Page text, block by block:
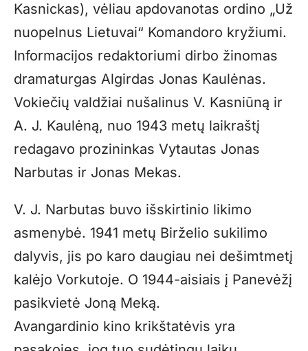
Kasnickas), vėliau apdovanotas ordino „Už
nuopelnus Lietuvai“ Komandoro kryžiumi.
Informacijos redaktoriumi dirbo žinomas
dramaturgas Algirdas Jonas Kaulėnas.
Vokiečių valdžiai nušalinus V. Kasniūną ir
A. J. Kaulėną, nuo 1943 metų laikraštį
redagavo prozininkas Vytautas Jonas
Narbutas ir Jonas Mekas.
V. J. Narbutas buvo išskirtinio likimo
asmenybė. 1941 metų Birželio sukilimo
dalyvis, jis po karo daugiau nei dešimtmetį
kalėjo Vorkutoje. O 1944-aisiais į Panevėžį
pasikvietė Joną Meką.
Avangardinio kino krikštatėvis yra